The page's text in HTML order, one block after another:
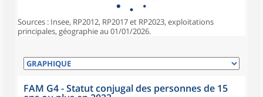
Sources : Insee, RP2012, RP2017 et RP2023, exploitations
principales, géographie au 01/01/2026.
FAM G4 - Statut conjugal des personnes de 15